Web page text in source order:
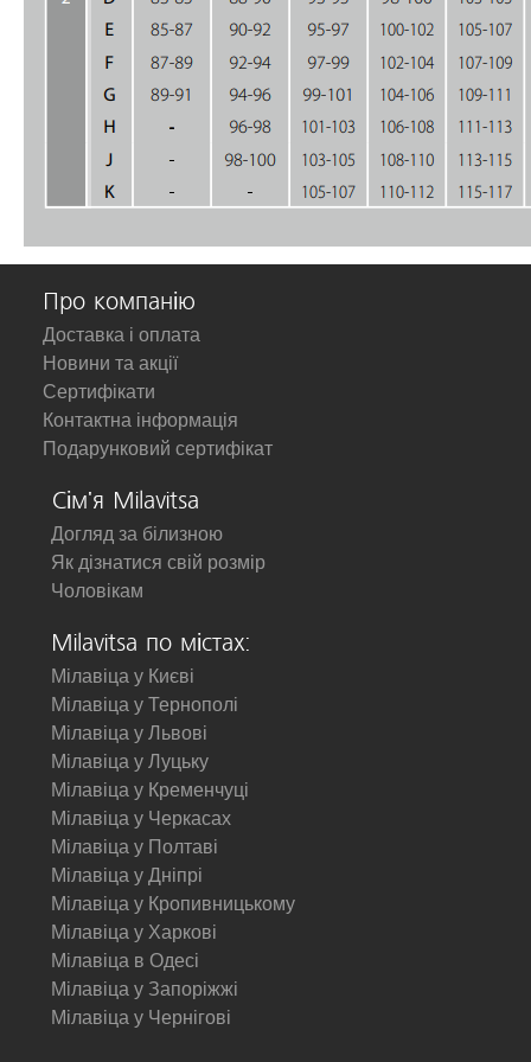
Про компанію
Доставка і оплата
Новини та акції
Сертифікати
Контактна інформація
Подарунковий сертифікат
Сім'я Milavitsa
Догляд за білизною
Як дізнатися свій розмір
Чоловікам
Milavitsa по містах:
Мілавіца у Києві
Мілавіца у Тернополі
Мілавіца у Львові
Мілавіца у Луцьку
Мілавіца у Кременчуці
Мілавіца у Черкасах
Мілавіца у Полтаві
Мілавіца у Дніпрі
Мілавіца у Кропивницькому
Мілавіца у Харкові
Мілавіца в Одесі
Мілавіца у Запоріжжі
Мілавіца у Чернігові